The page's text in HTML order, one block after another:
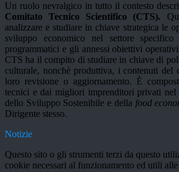
Un ruolo nevralgico in tutto il contesto
Comitato Tecnico Scientifico
(CTS).
analizzare e studiare in chiave strategica le
sviluppo economico nel settore
programmatici e gli annessi obiettivi
CTS ha il compito di studiare in chiave di
culturale, nonchè produttiva, i contenuti
loro revisione o aggiornamento. È
tecnici e dai migliori imprenditori privati nel
dello Sviluppo Sostenibile e della food
Dirigente stesso.
Notizie
Questo sito o gli strumenti terzi da questo
cookie necessari al funzionamento ed utili